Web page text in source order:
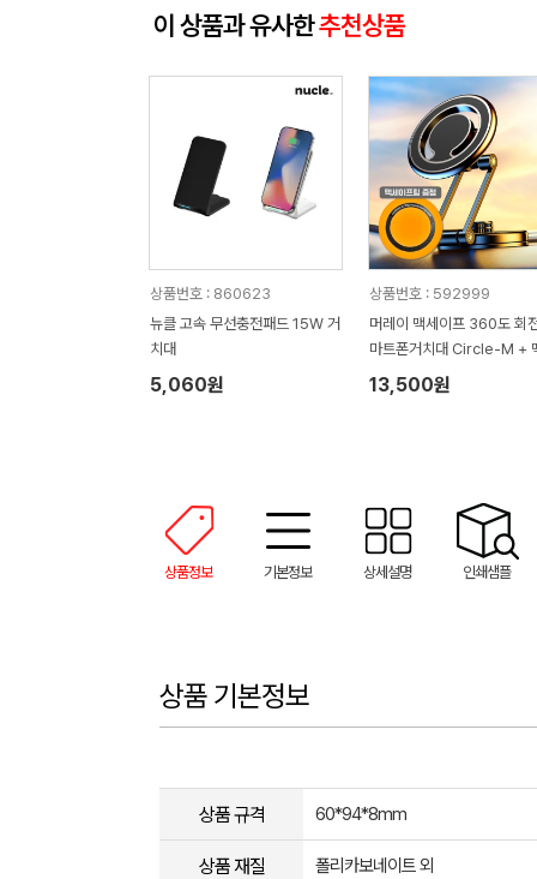
이 상품과 유사한추천상품
상품번호 : 860623
뉴클 고속 무선충전패드 15W 거
치대
5,060원
상품번호 : 592999
머레이 맥세이프 360도 회
마트폰거치대 Circle-M +
이프 링
13,500원
상품정보 기본정보 상세설명 인쇄샘플
상품 기본정보
상품 규격 60*94*8mm
상품 재질 폴리카보네이트 외